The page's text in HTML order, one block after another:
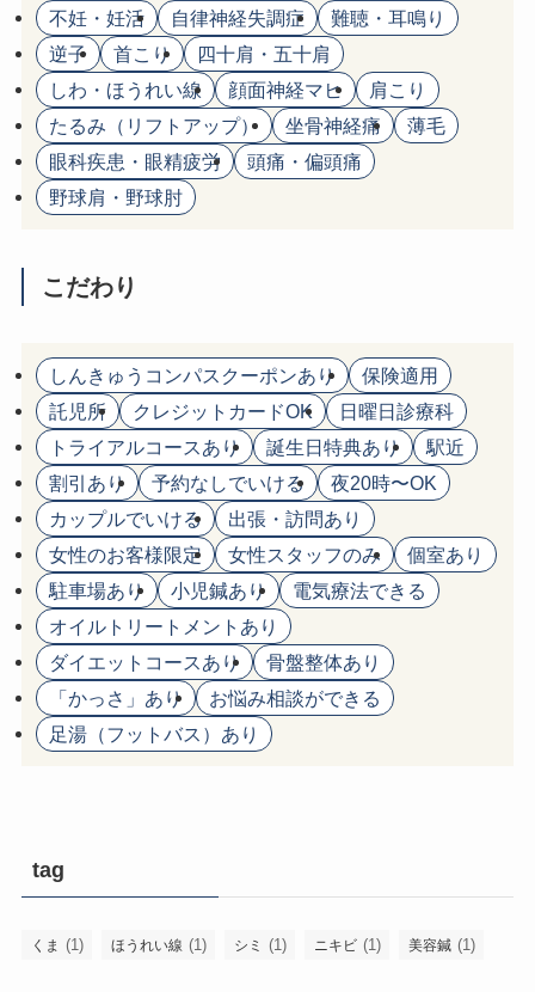
不妊・妊活 自律神経失調症
難聴・耳鳴り
逆子
首こり
四十肩・五十肩
しわ・ほうれい線
顔面神経マヒ
肩こり
たるみ（リフトアップ）
坐骨神経痛
薄毛
眼科疾患・眼精疲労
頭痛・偏頭痛
野球肩・野球肘
こだわり
しんきゅうコンパスクーポンあり
保険適用
託児所
クレジットカードOK
日曜日診療科
トライアルコースあり
誕生日特典あり
駅近
割引あり
予約なしでいける
夜20時〜OK
カップルでいける
出張・訪問あり
女性のお客様限定
女性スタッフのみ
個室あり
駐車場あり
小児鍼あり
電気療法できる
オイルトリートメントあり
ダイエットコースあり
骨盤整体あり
「かっさ」あり
お悩み相談ができる
足湯（フットバス）あり
tag
くま (1) ほうれい線 (1) シミ (1) ニキビ (1) 美容鍼 (1)